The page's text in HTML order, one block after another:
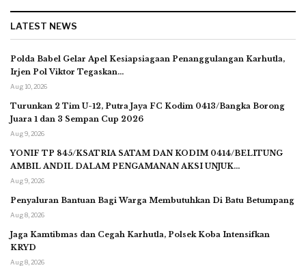
LATEST NEWS
Polda Babel Gelar Apel Kesiapsiagaan Penanggulangan Karhutla,
Irjen Pol Viktor Tegaskan…
Aug 10, 2026
Turunkan 2 Tim U-12, Putra Jaya FC Kodim 0413/Bangka Borong
Juara 1 dan 3 Sempan Cup 2026
Aug 9, 2026
YONIF TP 845/KSATRIA SATAM DAN KODIM 0414/BELITUNG
AMBIL ANDIL DALAM PENGAMANAN AKSI UNJUK…
Aug 9, 2026
Penyaluran Bantuan Bagi Warga Membutuhkan Di Batu Betumpang
Aug 8, 2026
Jaga Kamtibmas dan Cegah Karhutla, Polsek Koba Intensifkan
KRYD
Aug 8, 2026